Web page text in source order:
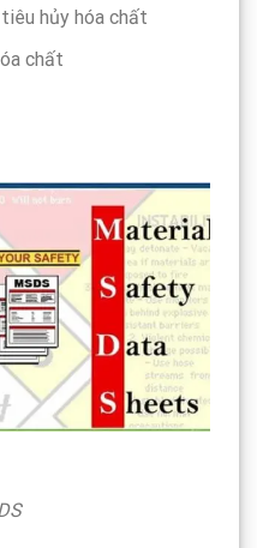
hủy hóa chất
chất